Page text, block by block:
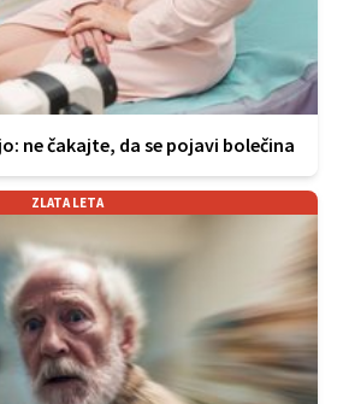
ne čakajte, da se pojavi bolečina
ZLATA LETA